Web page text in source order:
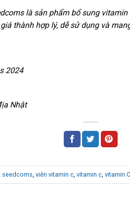
là sản phẩm bổ sung
thành hợp lý, dễ sử dụng và
2024
Nhật
seedcoms viên vitamin c vitamin c vitamin